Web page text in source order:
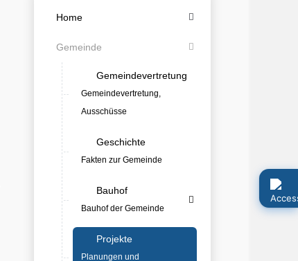
Home
Gemeinde
Gemeindevertretung
Gemeindevertretung,
Ausschüsse
Geschichte
Fakten zur Gemeinde
Bauhof
Bauhof der Gemeinde
Projekte
Planungen und